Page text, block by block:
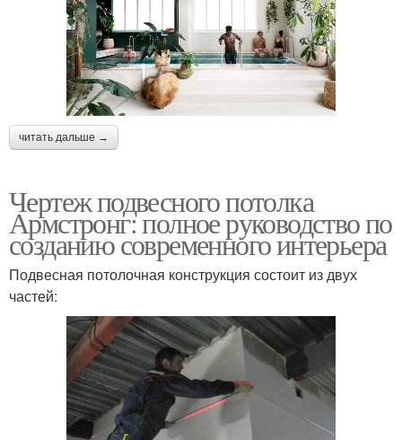
читать дальше →
Чертеж подвесного потолка
Армстронг: полное руководство по
созданию современного интерьера
Подвесная потолочная конструкция состоит из двух
частей: